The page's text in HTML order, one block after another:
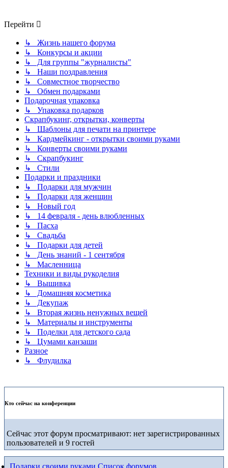
Перейти
↳ Жизнь нашего форума
↳ Конкурсы и акции
↳ Для группы "журналисты"
↳ Наши поздравления
↳ Совместное творчество
↳ Обмен подарками
Подарочная упаковка
↳ Упаковка подарков
Скрапбукинг, открытки, конверты
↳ Шаблоны для печати на принтере
↳ Кардмейкинг - открытки своими руками
↳ Конверты своими руками
↳ Скрапбукинг
↳ Стили
Подарки и праздники
↳ Подарки для мужчин
↳ Подарки для женщин
↳ Новый год
↳ 14 февраля - день влюбленных
↳ Пасха
↳ Свадьба
↳ Подарки для детей
↳ День знаний - 1 сентября
↳ Масленница
Техники и виды рукоделия
↳ Вышивка
↳ Домашняя косметика
↳ Декупаж
↳ Вторая жизнь ненужных вещей
↳ Материалы и инструменты
↳ Поделки для детского сада
↳ Цумами канзаши
Разное
↳ Флудилка
Кто сейчас на конференции
Сейчас этот форум просматривают: нет зарегистрированных
пользователей и 9 гостей
Подарки своими руками Список форумов